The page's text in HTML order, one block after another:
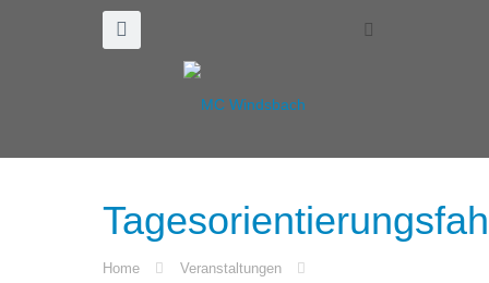
Home
Veranstaltungen